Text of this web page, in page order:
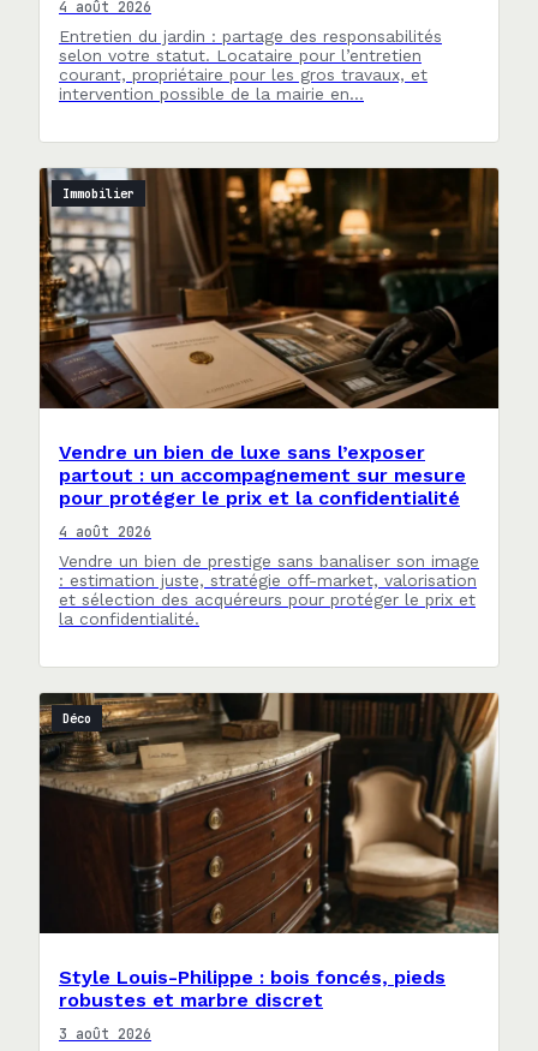
4 août 2026
Entretien du jardin : partage des responsabilités
selon votre statut. Locataire pour l’entretien
courant, propriétaire pour les gros travaux, et
intervention possible de la mairie en…
Immobilier
Vendre un bien de luxe sans l’exposer
partout : un accompagnement sur mesure
pour protéger le prix et la confidentialité
4 août 2026
Vendre un bien de prestige sans banaliser son image
: estimation juste, stratégie off-market, valorisation
et sélection des acquéreurs pour protéger le prix et
la confidentialité.
Déco
Style Louis-Philippe : bois foncés, pieds
robustes et marbre discret
3 août 2026